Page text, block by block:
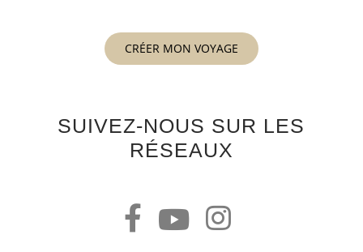
CRÉER MON VOYAGE
SUIVEZ-NOUS SUR LES
RÉSEAUX